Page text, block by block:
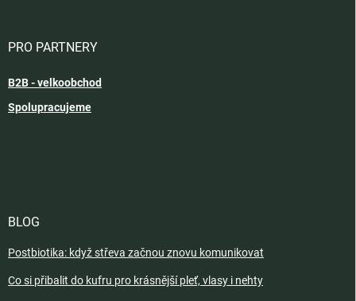
PRO PARTNERY
B2B - velkoobchod
Spolupracujeme
BLOG
Postbiotika: když střeva začnou znovu komunikovat
Co si přibalit do kufru pro krásnější pleť, vlasy i nehty